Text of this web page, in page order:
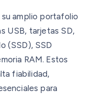
amplio portafolio
USB, tarjetas SD,
(SSD), SSD
RAM. Estos
fiabilidad,
para